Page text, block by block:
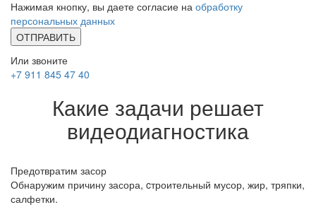
Нажимая кнопку, вы даете согласие на обработку
персональных данных
Или звоните
+7 911 845 47 40
Какие задачи решает
видеодиагностика
Предотвратим засор
Обнаружим причину засора, cтроительный мусор, жир, тряпки,
салфетки.